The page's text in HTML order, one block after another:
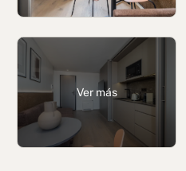
Canal de denuncias
de Oporto
Derechos Reservados
Ver más